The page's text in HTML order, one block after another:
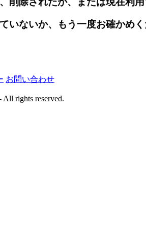
いないか、もう一度お確かめ
お問い合わせ
rights reserved.